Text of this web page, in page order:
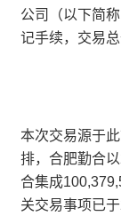
公司（以下简
记手续，交易
本次交易源于
排，合肥勤合
合集成
关交易事项已